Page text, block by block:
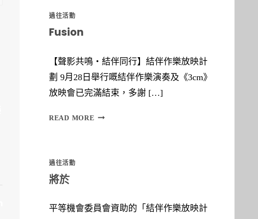
過往活動
Fusion
【聲影共鳴‧結伴同行】結伴作樂放映計
劃 9月28日舉行嘅結伴作樂演奏及《3cm》
放映會已完滿結束，多謝 […]
READ MORE F
過往活動
將於
平等機會委員會資助的「結伴作樂放映計